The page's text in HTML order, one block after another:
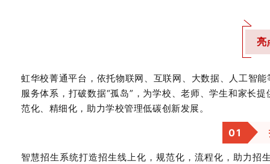
亮
虹华校菁通平台，依托物联网、互联网、大数据、人工智
服务体系，打破数据“孤岛”，为学校、老师、学生和家长提
范化、精细化，助力学校管理低碳创新发展。
01
智慧招生系统打造招生线上化，规范化，流程化，助力